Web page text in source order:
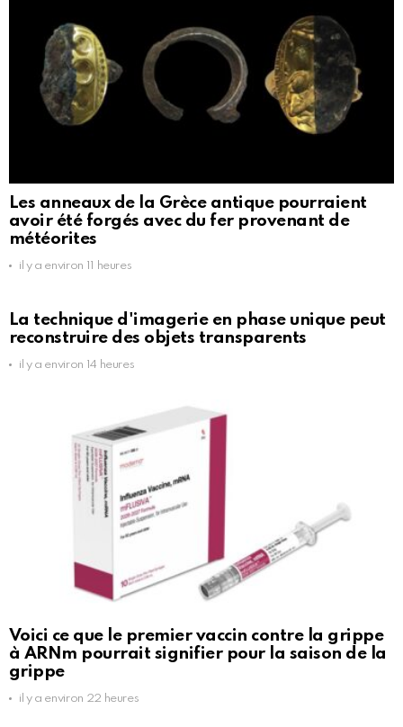
Les anneaux de la Grèce antique pourraient
avoir été forgés avec du fer provenant de
météorites
il y a environ 11 heures
La technique d'imagerie en phase unique peut
reconstruire des objets transparents
il y a environ 14 heures
Voici ce que le premier vaccin contre la grippe
à ARNm pourrait signifier pour la saison de la
grippe
il y a environ 22 heures